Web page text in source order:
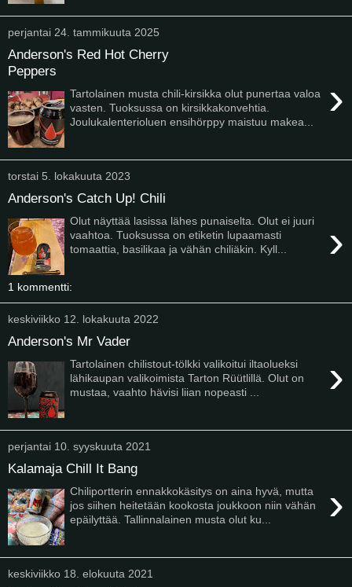
perjantai 24. tammikuuta 2025
Anderson's Red Hot Cherry
Peppers
›
Tartolainen musta chili-kirsikka olut punertaa valoa
vasten. Tuoksussa on kirsikkakonvehtia.
Joulukalenterioluen ensihörppy maistuu makea...
torstai 5. lokakuuta 2023
Anderson's Catch Up! Chili
›
Olut näyttää lasissa lähes punaiselta. Olut ei juuri
vaahtoa. Tuoksussa on etiketin lupaamasti
tomaattia, basilikaa ja vähän chiliäkin. Kyll...
1 kommentti:
keskiviikko 12. lokakuuta 2022
Anderson's Mr Vader
›
Tartolainen chilistout-tölkki valikoitui iltaolueksi
lähikaupan valikoimista Tarton Rüütlillä. Olut on
mustaa, vaahto hävisi liian nopeasti ...
perjantai 10. syyskuuta 2021
Kalamaja Chill It Bang
›
Chiliportterin ennakkokäsitys on aina hyvä, mutta
jos siihen heitetään kookosta joukkoon niin vähän
epäilyttää. Tallinnalainen musta olut ku...
keskiviikko 18. elokuuta 2021